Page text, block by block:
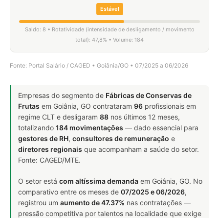
Estável
Saldo: 8 • Rotatividade (intensidade de desligamento / movimento
total): 47,8% • Volume: 184
Fonte: Portal Salário / CAGED • Goiânia/GO • 07/2025 a 06/2026
Empresas do segmento de Fábricas de Conservas de
Frutas em Goiânia, GO contrataram 96 profissionais em
regime CLT e desligaram 88 nos últimos 12 meses,
totalizando 184 movimentações — dado essencial para
gestores de RH, consultores de remuneração e
diretores regionais que acompanham a saúde do setor.
Fonte: CAGED/MTE.
O setor está com altíssima demanda em Goiânia, GO. No
comparativo entre os meses de 07/2025 e 06/2026,
registrou um aumento de 47.37% nas contratações —
pressão competitiva por talentos na localidade que exige